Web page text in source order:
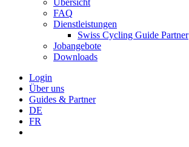
Übersicht
FAQ
Dienstleistungen
Swiss Cycling Guide Partner
Jobangebote
Downloads
Login
Über uns
Guides & Partner
DE
FR